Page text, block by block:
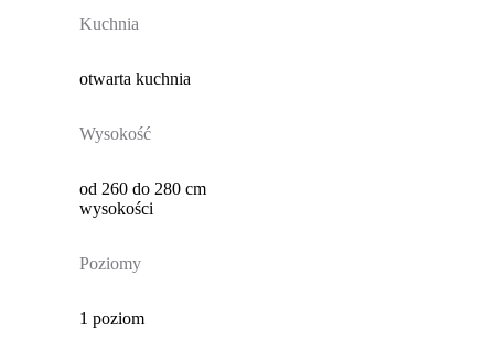
Kuchnia
otwarta kuchnia
Wysokość
od 260 do 280 cm
wysokości
Poziomy
1 poziom